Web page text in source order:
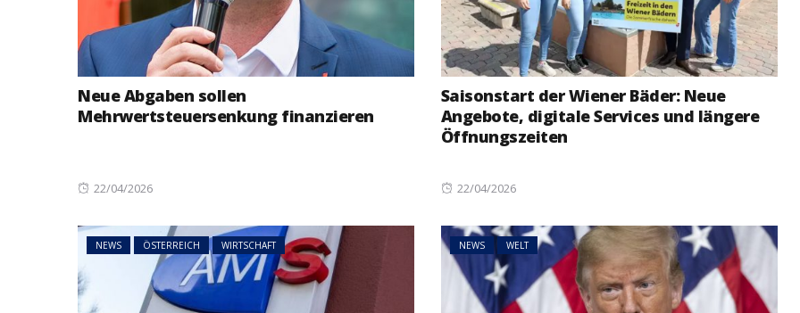
Neue Abgaben sollen
Mehrwertsteuersenkung finanzieren
Posted
22/04/2026
Saisonstart der Wiener Bäder: Neue
Angebote, digitale Services und längere
Öffnungszeiten
Posted
22/04/2026
NEWS ÖSTERREICH WIRTSCHAFT NEWS WELT